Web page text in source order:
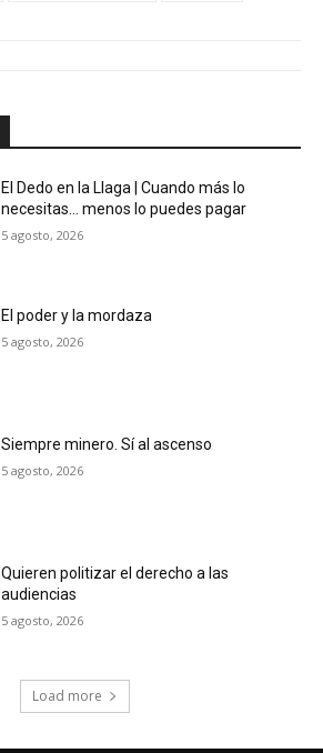
El Dedo en la Llaga | Cuando más lo
necesitas… menos lo puedes pagar
5 agosto, 2026
El poder y la mordaza
5 agosto, 2026
Siempre minero. Sí al ascenso
5 agosto, 2026
Quieren politizar el derecho a las
audiencias
5 agosto, 2026
Load more